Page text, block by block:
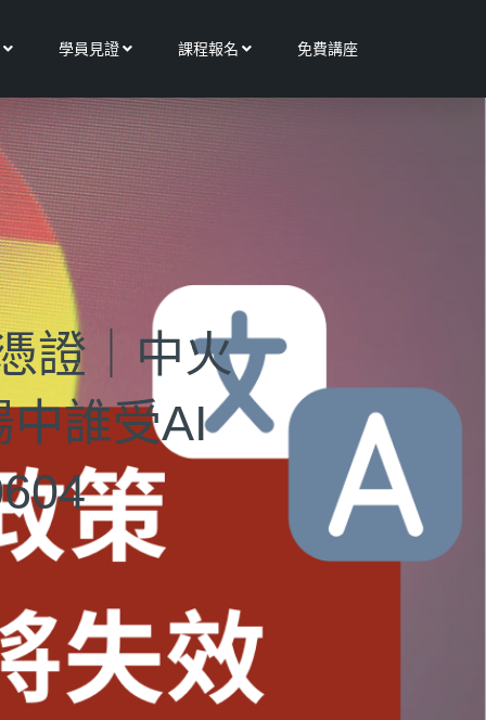
Open 更多服務
學員見證Open 學員見證
課程報名 Open 課程報名
免費講座
證｜中火
中誰受AI